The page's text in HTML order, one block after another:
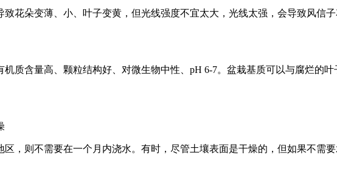
花朵变薄、小、叶子变黄，但光线强度不宜太大，光线太强，会导致风信
质含量高、颗粒结构好、对微生物中性、pH 6-7。盆栽基质可以与腐烂的
，则不需要在一个月内浇水。有时，尽管土壤表面是干燥的，但如果不需